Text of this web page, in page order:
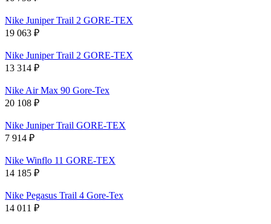
Nike Juniper Trail 2 GORE-TEX
19 063 ₽
Nike Juniper Trail 2 GORE-TEX
13 314 ₽
Nike Air Max 90 Gore-Tex
20 108 ₽
Nike Juniper Trail GORE-TEX
7 914 ₽
Nike Winflo 11 GORE-TEX
14 185 ₽
Nike Pegasus Trail 4 Gore-Tex
14 011 ₽